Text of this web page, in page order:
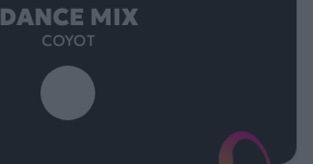
DANCE MIX
COYOT